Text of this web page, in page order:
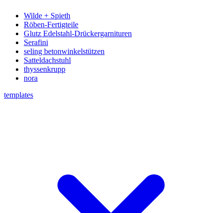
Wilde + Spieth
Röben-Fertigteile
Glutz Edelstahl-Drückergarnituren
Serafini
seling betonwinkelstützen
Satteldachstuhl
thyssenkrupp
nora
templates